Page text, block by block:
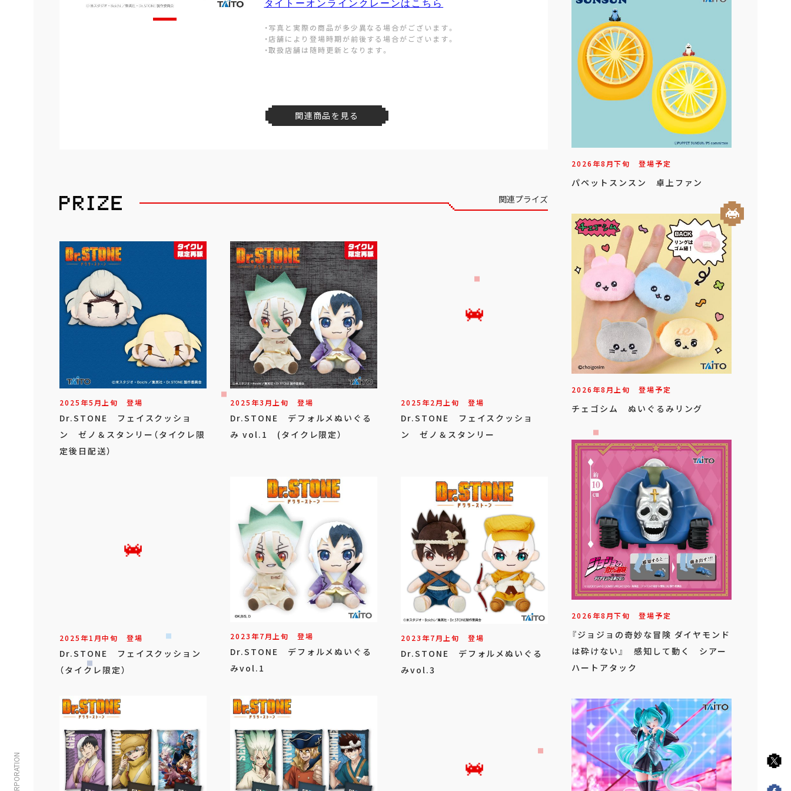
タイトーオンラインクレーンはこちら
・写真と実際の商品が多少異なる場合がございます。
・店舗により登場時期が前後する場合がございます。
・取扱店舗は随時更新となります。
関連商品を見る
関連プライズ
2025年5月上旬 登場
Dr.STONE フェイスクッショ
ン ゼノ＆スタンリー（タイクレ限
定後日配送）
2025年3月上旬 登場
Dr.STONE デフォルメぬいぐる
み vol.1 (タイクレ限定）
2025年2月上旬 登場
Dr.STONE フェイスクッショ
ン ゼノ＆スタンリー
2025年1月中旬 登場
Dr.STONE フェイスクッション
（タイクレ限定）
2023年7月上旬 登場
Dr.STONE デフォルメぬいぐる
みvol.1
2023年7月上旬 登場
Dr.STONE デフォルメぬいぐる
みvol.3
2026年8月下旬 登場予定
パペットスンスン 卓上ファン
2026年8月上旬 登場予定
チェゴシム ぬいぐるみリング
2026年8月下旬 登場予定
『ジョジョの奇妙な冒険 ダイヤモンド
は砕けない』 感知して動く シアー
ハートアタック